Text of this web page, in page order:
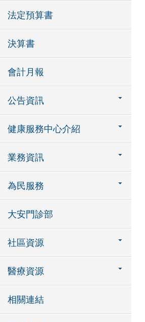
法定預算書
決算書
會計月報
公告資訊
健康服務中心介紹
業務資訊
為民服務
大安門診部
社區資源
醫療資源
相關連結